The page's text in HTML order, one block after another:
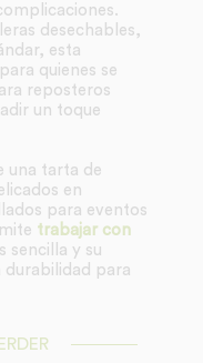
desechables,
esta
quienes se
reposteros
un toque
una tarta de
en
para eventos
trabajar con
sencilla y su
para